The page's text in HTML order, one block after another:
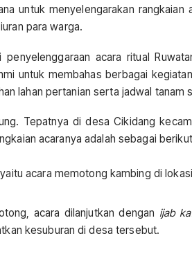
untuk menyelengarakan rangkaian
para warga.
acara ritual
untuk membahas berbagai
lahan pertanian serta jadwal tanam
Tepatnya di desa Cikidang
acaranya adalah sebagai
yaitu acara memotong kambing di
acara dilanjutkan dengan ijab
kesuburan di desa tersebut.